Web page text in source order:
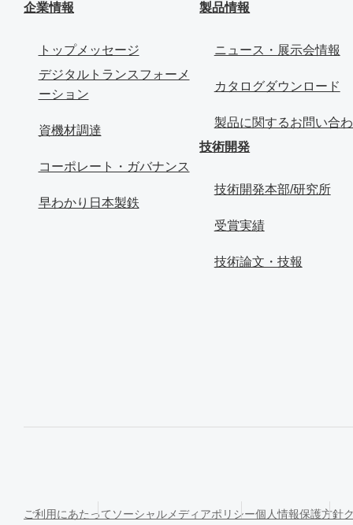
企業情報
トップメッセージ
デジタルトランスフォーメ
ーション
資機材調達
コーポレート・ガバナンス
早わかり日本製鉄
製品情報
ニュース・展示会情報
カタログダウンロード
製品に関するお問い合
技術開発
技術開発本部/研究所
受賞実績
技術論文・技報
ご利用にあたって ソーシャルメディアポリシー個人情報保護方針